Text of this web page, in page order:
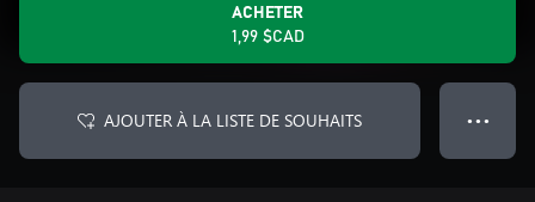
ACHETER
1,99 $CAD
AJOUTER À LA LISTE DE SOUHAITS ● ● ●